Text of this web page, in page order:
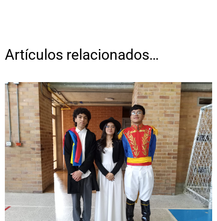
Artículos relacionados…